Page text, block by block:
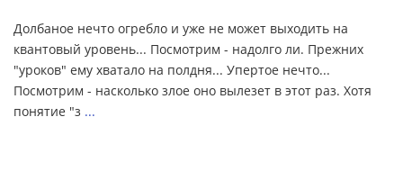
Долбаное нечто огребло и уже не может выходить на
квантовый уровень... Посмотрим - надолго ли. Прежних
"уроков" ему хватало на полдня... Упертое нечто...
Посмотрим - насколько злое оно вылезет в этот раз. Хотя
понятие "з ...